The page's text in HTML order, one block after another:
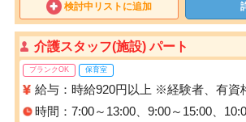
検討中リストに追加
介護スタッフ(施設) パート
ブランクOK 保育室
給与：時給920円以上 ※経験者、有資
時間：7:00～13:00、9:00～15:00、